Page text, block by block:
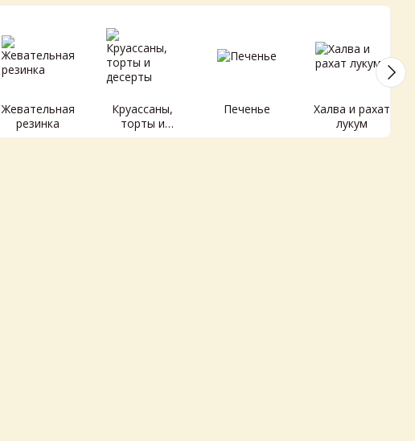
Жевательная
резинка
Круассаны,
торты и
десерты
Печенье
Халва и рахат
лукум